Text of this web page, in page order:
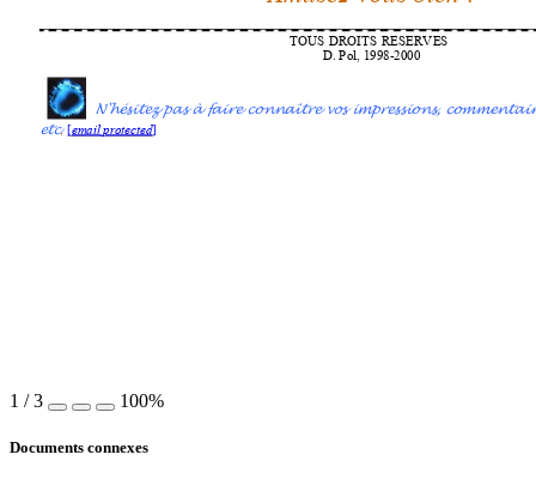
TOUS DROITS RESERVES
D. Pol, 1998-2000
N'hésitez pas à faire connaître vos impressions,
etc. [email protected]
1 /3 100%
Documents connexes